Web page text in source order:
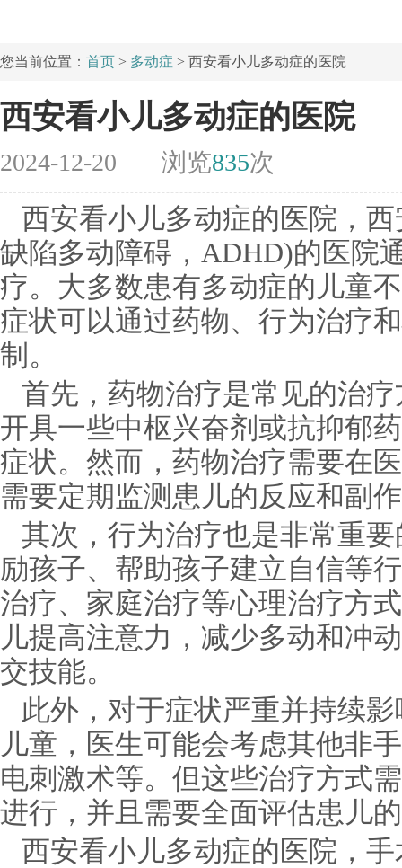
您当前位置： 首页 > 多动症 > 西安看小儿多动症的医院
西安看小儿多动症的医院
2024-12-20 浏览835次
西安看小儿多动症的医院，
缺陷多动障碍，ADHD)的医院
疗。大多数患有多动症的儿童
症状可以通过药物、行为治疗
制。
首先，药物治疗是常见的治
开具一些中枢兴奋剂或抗抑郁
症状。然而，药物治疗需要在
需要定期监测患儿的反应和副
其次，行为治疗也是非常重
励孩子、帮助孩子建立自信等
治疗、家庭治疗等心理治疗方
儿提高注意力，减少多动和冲
交技能。
此外，对于症状严重并持续
儿童，医生可能会考虑其他非
电刺激术等。但这些治疗方式
进行，并且需要全面评估患儿
西安看小儿多动症的医院，